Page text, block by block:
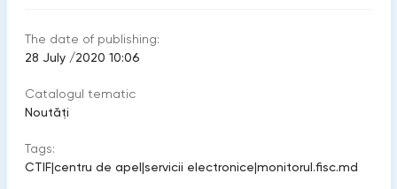
The date of publishing:
28 July /2020 10:06
Catalogul tematic
Noutăți
Tags:
CTIF|centru de apel|servicii electronice|monitorul.fisc.md